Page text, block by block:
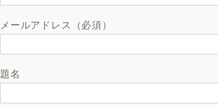
メールアドレス（必須）
題名